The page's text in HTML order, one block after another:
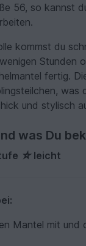
56, so kannst
kommst du
Stunden
fertig.
was
und stylisch
was Du
☆ leicht
Mantel mit und